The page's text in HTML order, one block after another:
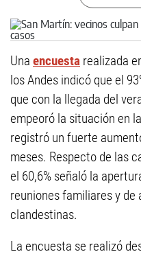
Una encuesta realizada
los Andes indicó que el
que con la llegada del
empeoró la situación en
registró un fuerte
meses. Respecto de las
el 60,6% señaló la
reuniones familiares y de
clandestinas.
La encuesta se realizó